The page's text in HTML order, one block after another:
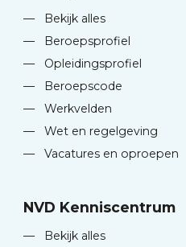
—
Bekijk alles
—
Beroepsprofiel
—
Opleidingsprofiel
—
Beroepscode
—
Werkvelden
—
Wet en regelgeving
—
Vacatures en oproepen
NVD Kenniscentrum
—
Bekijk alles